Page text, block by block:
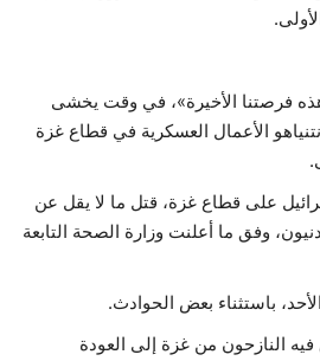
فرصتنا الأخيرة»، في وقت يخشى
الأعمال العسكرية في قطاع غزة
على قطاع غزة، قتل ما لا يقل عن
وفق ما أعلنت وزارة الصحة التابعة
باستثناء بعض الحوادث.
النازحون من غزة إلى العودة